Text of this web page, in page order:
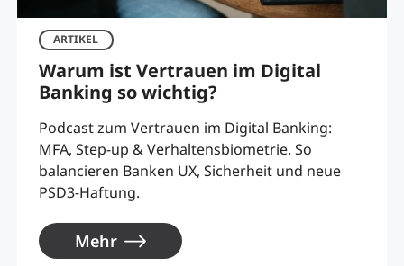
ARTIKEL
Warum ist Vertrauen im Digital
Banking so wichtig?
Podcast zum Vertrauen im Digital Banking:
MFA, Step-up & Verhaltensbiometrie. So
balancieren Banken UX, Sicherheit und neue
PSD3-Haftung.
Mehr